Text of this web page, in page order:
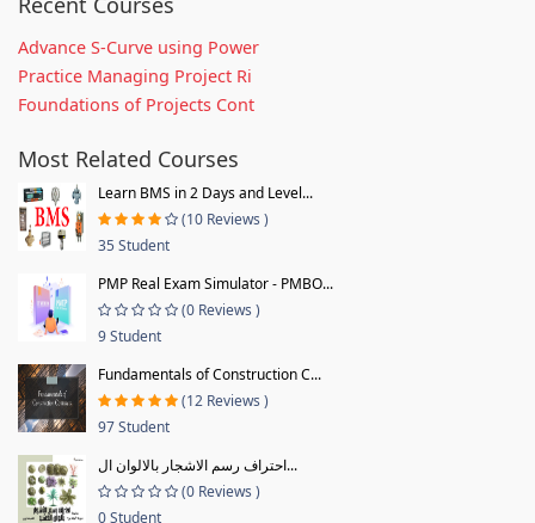
Advance S-Curve using Power
Practice Managing Project Ri
Foundations of Projects Cont
Most Related Courses
Learn BMS in 2 Days and Level...
(10 Reviews )
35 Student
PMP Real Exam Simulator - PMBO...
(0 Reviews )
9 Student
Fundamentals of Construction C...
(12 Reviews )
97 Student
احتراف رسم الاشجار بالالوان ال...
(0 Reviews )
0 Student